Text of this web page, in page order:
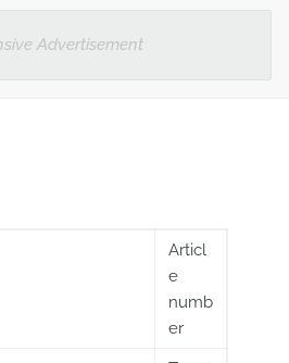
Advertisement
Articl
e
numb
er